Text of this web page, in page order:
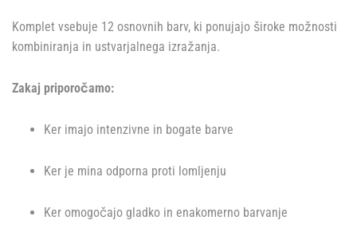
Komplet vsebuje 12 osnovnih barv, ki ponujajo široke možnosti
kombiniranja in ustvarjalnega izražanja.
Zakaj priporočamo:
Ker imajo intenzivne in bogate barve
Ker je mina odporna proti lomljenju
Ker omogočajo gladko in enakomerno barvanje